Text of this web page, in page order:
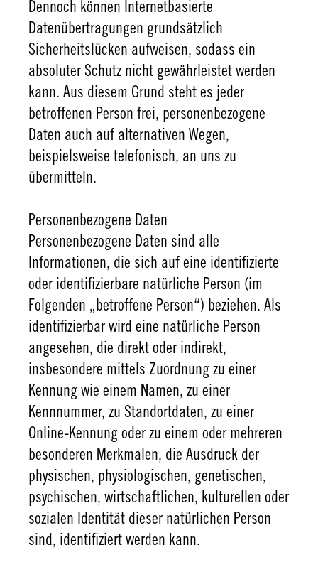
Dennoch können Internetbasierte
Datenübertragungen grundsätzlich
Sicherheitslücken aufweisen, sodass ein
absoluter Schutz nicht gewährleistet werden
kann. Aus diesem Grund steht es jeder
betroffenen Person frei, personenbezogene
Daten auch auf alternativen Wegen,
beispielsweise telefonisch, an uns zu
übermitteln.
Personenbezogene Daten
Personenbezogene Daten sind alle
Informationen, die sich auf eine identifizierte
oder identifizierbare natürliche Person (im
Folgenden „betroffene Person“) beziehen. Als
identifizierbar wird eine natürliche Person
angesehen, die direkt oder indirekt,
insbesondere mittels Zuordnung zu einer
Kennung wie einem Namen, zu einer
Kennnummer, zu Standortdaten, zu einer
Online-Kennung oder zu einem oder mehreren
besonderen Merkmalen, die Ausdruck der
physischen, physiologischen, genetischen,
psychischen, wirtschaftlichen, kulturellen oder
sozialen Identität dieser natürlichen Person
sind, identifiziert werden kann.